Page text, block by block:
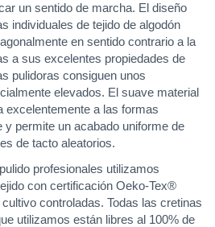
un sentido de marcha. El diseño
individuales de tejido de algodón
en sentido contrario a la
a sus excelentes propiedades de
pulidoras consiguen unos
elevados. El suave material
excelentemente a las formas
permite un acabado uniforme de
de tacto aleatorios.
profesionales utilizamos
con certificación Oeko-Tex®
controladas. Todas las cretinas
utilizamos están libres al 100% de